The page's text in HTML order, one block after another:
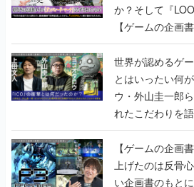
か？そして『
【ゲームの企画書
世界が認めるゲ
とはいったい何
ウ・外山圭一郎
れたこだわりを
画書】
【ゲームの企画
上げたのは反骨
い企画書のもと